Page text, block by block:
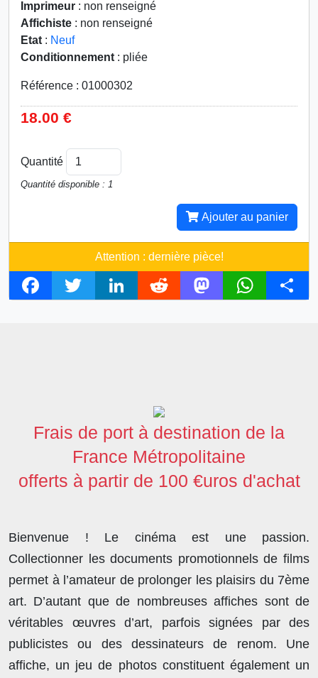
Imprimeur : non renseigné
Affichiste : non renseigné
Etat : Neuf
Conditionnement : pliée
Référence : 01000302
18.00 €
Quantité
Quantité disponible : 1
Ajouter au panier
Attention : dernière pièce!
F
T
L
R
M
W
S
Frais de port à destination de la
France Métropolitaine
offerts à partir de 100 €uros d'achat
Bienvenue ! Le cinéma est une passion.
Collectionner les documents promotionnels de films
permet à l’amateur de prolonger les plaisirs du 7ème
art. D’autant que de nombreuses affiches sont de
véritables œuvres d’art, parfois signées par des
publicistes ou des dessinateurs de renom. Une
affiche, un jeu de photos constituent également un